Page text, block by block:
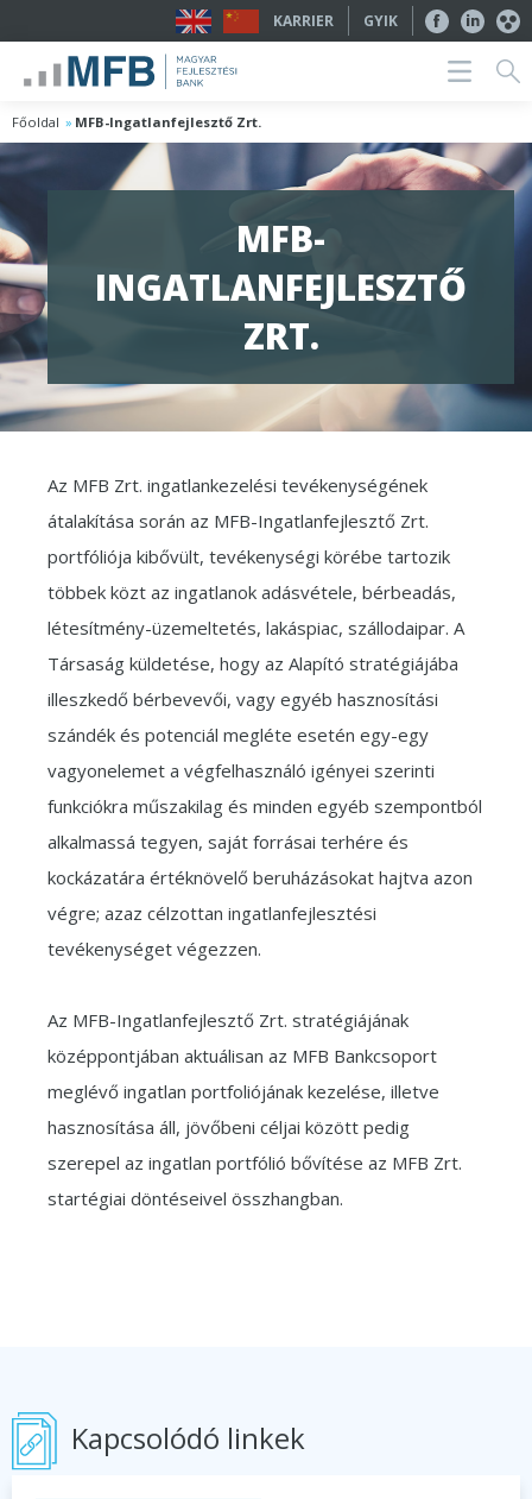
KARRIER GYIK
Főoldal MFB-Ingatlanfejlesztő Zrt.
MFB-
INGATLANFEJLESZTŐ
ZRT.
Az MFB Zrt. ingatlankezelési tevékenységének
átalakítása során az MFB-Ingatlanfejlesztő Zrt.
portfóliója kibővült, tevékenységi körébe tartozik
többek közt az ingatlanok adásvétele, bérbeadás,
létesítmény-üzemeltetés, lakáspiac, szállodaipar. A
Társaság küldetése, hogy az Alapító stratégiájába
illeszkedő bérbevevői, vagy egyéb hasznosítási
szándék és potenciál megléte esetén egy-egy
vagyonelemet a végfelhasználó igényei szerinti
funkciókra műszakilag és minden egyéb szempontból
alkalmassá tegyen, saját forrásai terhére és
kockázatára értéknövelő beruházásokat hajtva azon
végre; azaz célzottan ingatlanfejlesztési
tevékenységet végezzen.
Az MFB-Ingatlanfejlesztő Zrt. stratégiájának
középpontjában aktuálisan az MFB Bankcsoport
meglévő ingatlan portfoliójának kezelése, illetve
hasznosítása áll, jövőbeni céljai között pedig
szerepel az ingatlan portfólió bővítése az MFB Zrt.
startégiai döntéseivel összhangban.
Kapcsolódó linkek